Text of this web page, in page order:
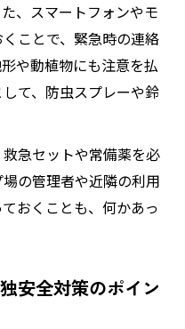
、スマートフォンやモ
ことで、緊急時の連絡
や動植物にも注意を払
て、防虫スプレーや鈴
急セットや常備薬を必
の管理者や近隣の利用
おくことも、何かあっ
安全対策のポイン